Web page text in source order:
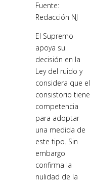
Fuente:
Redacción NJ
El Supremo
apoya su
decisión en la
Ley del ruido y
considera que el
consistorio tiene
competencia
para adoptar
una medida de
este tipo. Sin
embargo
confirma la
nulidad de la